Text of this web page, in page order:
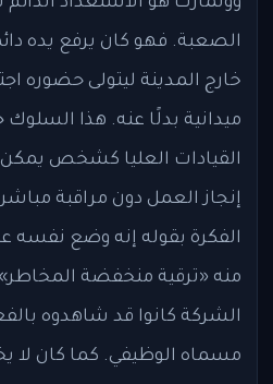
الصعبة. فهو كان يرفع يده
خارج المدينة ليتولى حضوره
ميدانية بدلًا عنه. هذا
القيادات العليا كشخص يمكن
إنجاز العمل دون مراقبة
الفكرة بقوله إنه وضع نفسه
منه «ترقية منخفضة
الشركة كانوا قد شاهدوه
مسماه الوظيفي. كما كان لا